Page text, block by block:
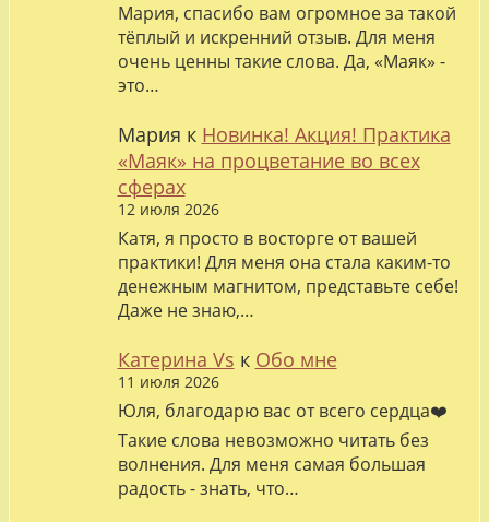
Мария, спасибо вам огромное за такой
тёплый и искренний отзыв. Для меня
очень ценны такие слова. Да, «Маяк» -
это…
Мария к Новинка! Акция! Практика
«Маяк» на процветание во всех
сферах
12 июля 2026
Катя, я просто в восторге от вашей
практики! Для меня она стала каким-то
денежным магнитом, представьте себе!
Даже не знаю,…
Катерина Vs к Обо мне
11 июля 2026
Юля, благодарю вас от всего сердца❤️
Такие слова невозможно читать без
волнения. Для меня самая большая
радость - знать, что…